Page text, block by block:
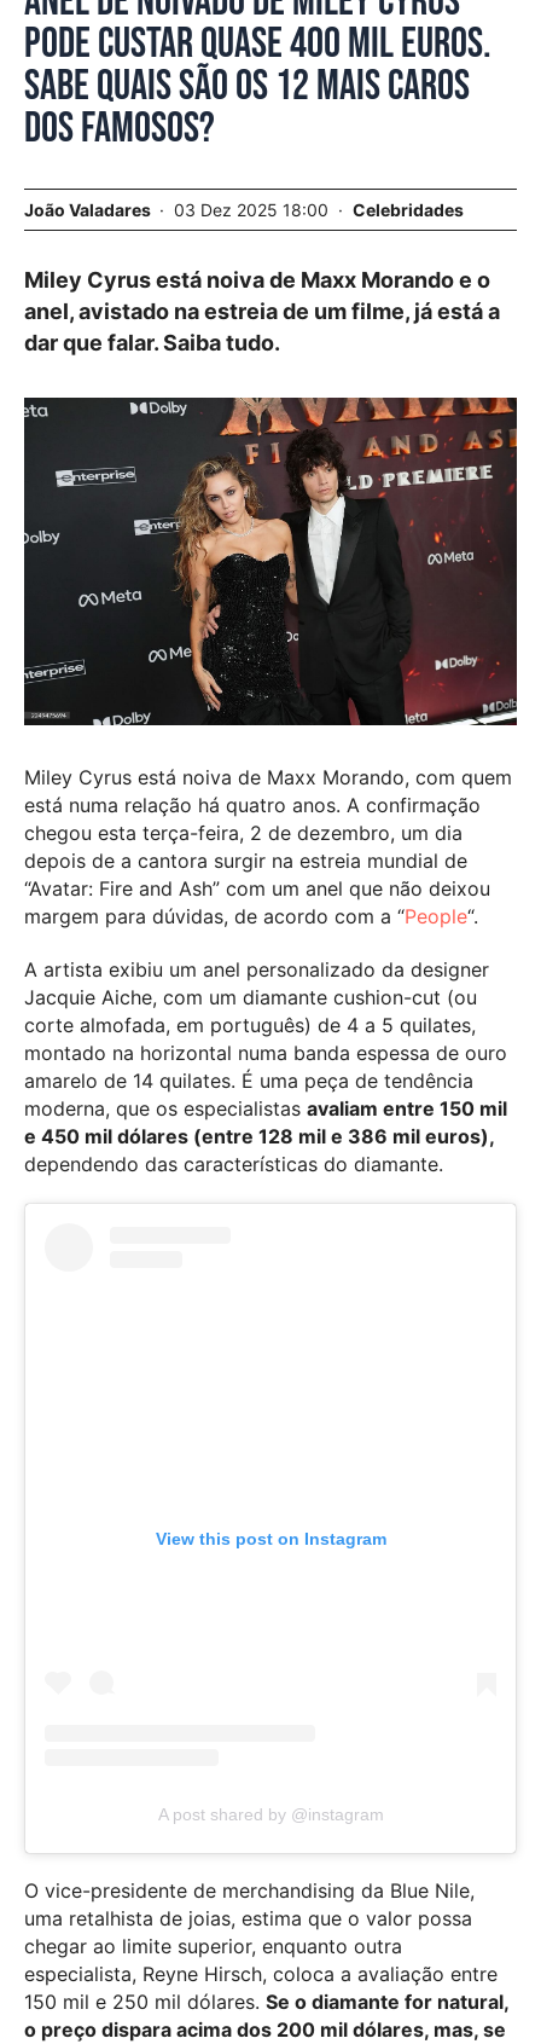
pode custar quase 400 mil euros.
Sabe quais são os 12 mais caros
dos famosos?
João Valadares 03 Dez 2025 18:00 Celebridades
Miley Cyrus está noiva de Maxx Morando e o
anel, avistado na estreia de um filme, já está a
dar que falar. Saiba tudo.
Miley Cyrus está noiva de Maxx Morando, com quem
está numa relação há quatro anos. A confirmação
chegou esta terça-feira, 2 de dezembro, um dia
depois de a cantora surgir na estreia mundial de
“Avatar: Fire and Ash” com um anel que não deixou
margem para dúvidas, de acordo com a “People“.
A artista exibiu um anel personalizado da designer
Jacquie Aiche, com um diamante cushion-cut (ou
corte almofada, em português) de 4 a 5 quilates,
montado na horizontal numa banda espessa de ouro
amarelo de 14 quilates. É uma peça de tendência
moderna, que os especialistas avaliam entre 150 mil
e 450 mil dólares (entre 128 mil e 386 mil euros),
dependendo das características do diamante.
View this post on Instagram
A post shared by @instagram
O vice-presidente de merchandising da Blue Nile,
uma retalhista de joias, estima que o valor possa
chegar ao limite superior, enquanto outra
especialista, Reyne Hirsch, coloca a avaliação entre
150 mil e 250 mil dólares. Se o diamante for natural,
o preço dispara acima dos 200 mil dólares, mas, se